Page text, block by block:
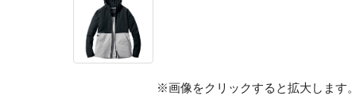
※画像をクリックすると拡大します